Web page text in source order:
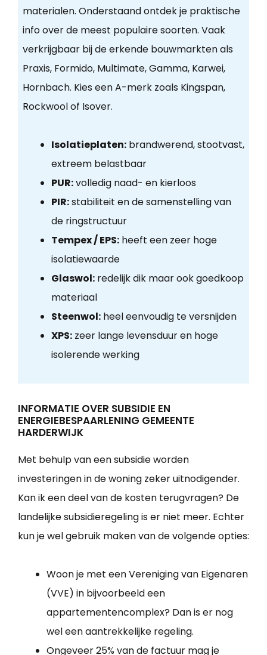
materialen. Onderstaand ontdek je praktische
info over de meest populaire soorten. Vaak
verkrijgbaar bij de erkende bouwmarkten als
Praxis, Formido, Multimate, Gamma, Karwei,
Hornbach. Kies een A-merk zoals Kingspan,
Rockwool of Isover.
Isolatieplaten:brandwerend, stootvast,
extreem belastbaar
PUR:volledig naad- en kierloos
PIR:stabiliteit en de samenstelling van
de ringstructuur
Tempex / EPS:heeft een zeer hoge
isolatiewaarde
Glaswol:redelijk dik maar ook goedkoop
materiaal
Steenwol:heel eenvoudig te versnijden
XPS:zeer lange levensduur en hoge
isolerende werking
INFORMATIE OVER SUBSIDIE EN
ENERGIEBESPAARLENING GEMEENTE
HARDERWIJK
Met behulp van een subsidie worden
investeringen in de woning zeker uitnodigender.
Kan ik een deel van de kosten terugvragen? De
landelijke subsidieregeling is er niet meer. Echter
kun je wel gebruik maken van de volgende opties:
Woon je met een Vereniging van Eigenaren
(VVE) in bijvoorbeeld een
appartementencomplex? Dan is er nog
wel een aantrekkelijke regeling.
Ongeveer 25% van de factuur mag je